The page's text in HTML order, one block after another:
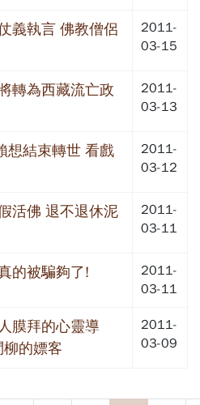
義執言 佛教僧侶
2011-
03-15
轉為西藏流亡政
2011-
03-13
想結束轉世 看戲
2011-
03-12
活佛 退不退休泥
2011-
03-11
的被騙夠了!
2011-
03-11
膜拜的心靈導
的嫖客
2011-
03-09